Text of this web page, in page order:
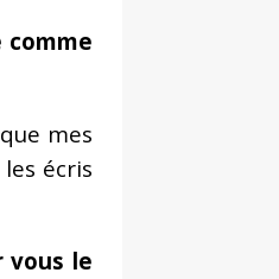
comme
mes
écris
vous le